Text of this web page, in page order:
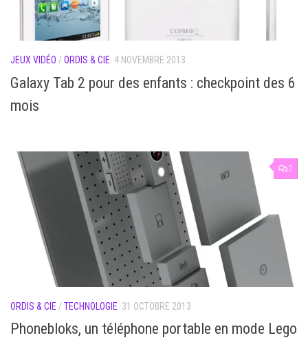
JEUX VIDÉO /ORDIS & CIE 4 NOVEMBRE 2013
Galaxy Tab 2 pour des enfants : checkpoint des 6
mois
2
ORDIS & CIE /TECHNOLOGIE 31 OCTOBRE 2013
Phonebloks, un téléphone portable en mode Lego